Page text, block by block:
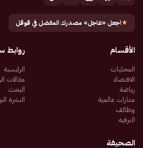
★اجعل «عاجل» مصدرك المفضل في قوقل
الأقسام
المحليات
الاقتصاد
رياضة
مدارات عالمية
وظائف
الترفيه
روابط
الرئيسية
مقالات
البحث
النشرة
الصحيفة